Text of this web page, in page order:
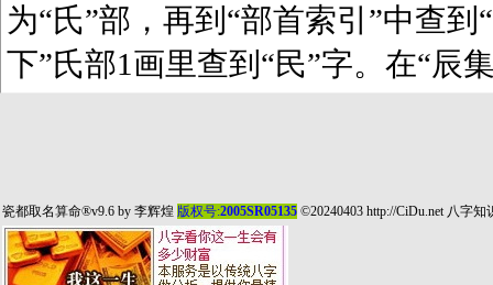
为“氏”部，再到“部首索引”中查到
下”氏部1画里查到“民”字。在“辰
瓷都取名算命®v9.6 by 李辉煌 版权号:2005SR05135 ©20240403 http://CiDu.net 八字知